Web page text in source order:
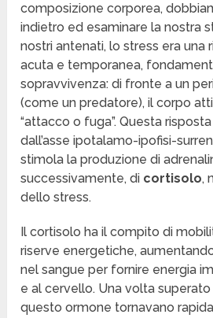
composizione corporea,
indietro ed esaminare la nostra
nostri antenati, lo stress era una
acuta e temporanea,
sopravvivenza: di fronte a un
(come un predatore), il corpo
“attacco o fuga”. Questa
dall’asse ipotalamo-ipofisi-
stimola la produzione di
successivamente, di cortisolo,
dello stress.
Il cortisolo ha il compito di
riserve energetiche,
nel sangue per fornire energia
e al cervello. Una volta
questo ormone tornavano